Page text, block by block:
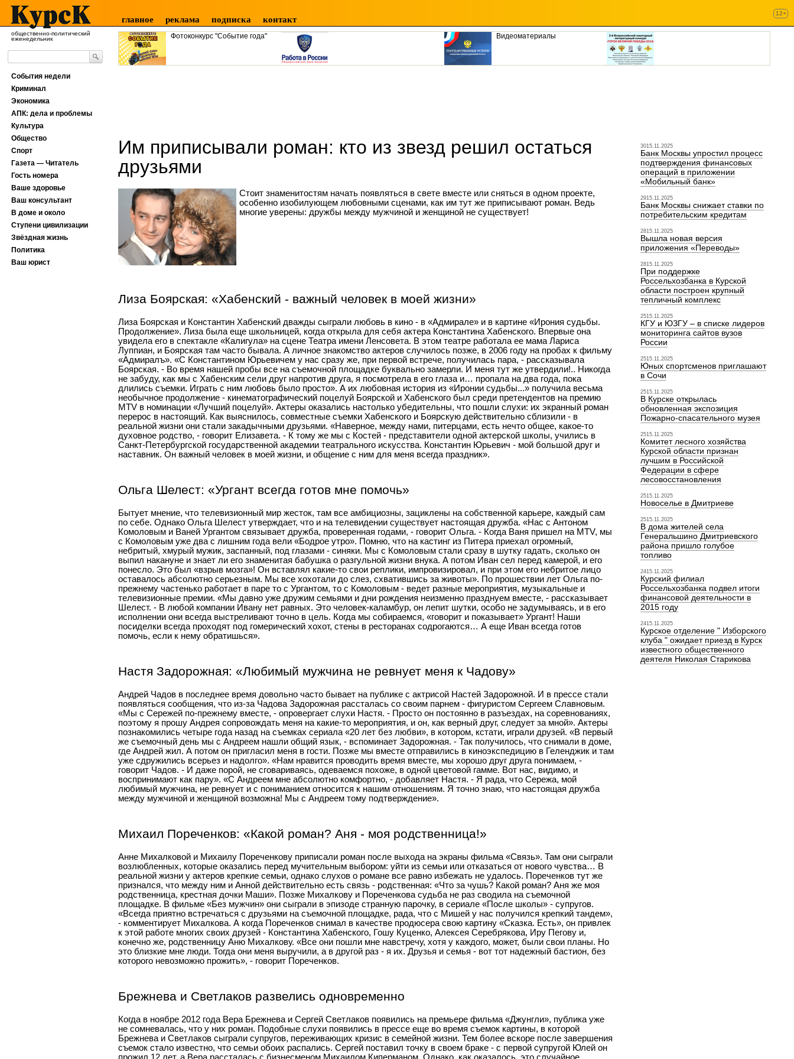
общественно-политический
еженедельник
главное реклама подписка контакт
12+
Фотоконкурс "Событие года" Видеоматериалы
Им приписывали роман: кто из звезд решил остаться
друзьями
Стоит знаменитостям начать появляться в свете вместе или сняться в одном проекте,
особенно изобилующем любовными сценами, как им тут же приписывают роман. Ведь
многие уверены: дружбы между мужчиной и женщиной не существует!
Лиза Боярская: «Хабенский - важный человек в моей жизни»
Лиза Боярская и Константин Хабенский дважды сыграли любовь в кино - в «Адмирале» и в картине «Ирония судьбы.
Продолжение». Лиза была еще школьницей, когда открыла для себя актера Константина Хабенского. Впервые она
увидела его в спектакле «Калигула» на сцене Театра имени Ленсовета. В этом театре работала ее мама Лариса
Луппиан, и Боярская там часто бывала. А личное знакомство актеров случилось позже, в 2006 году на пробах к фильму
«Адмиралъ». «С Константином Юрьевичем у нас сразу же, при первой встрече, получилась пара, - рассказывала
Боярская. - Во время нашей пробы все на съемочной площадке буквально замерли. И меня тут же утвердили!.. Никогда
не забуду, как мы с Хабенским сели друг напротив друга, я посмотрела в его глаза и… пропала на два года, пока
длились съемки. Играть с ним любовь было просто». А их любовная история из «Иронии судьбы...» получила весьма
необычное продолжение - кинематографический поцелуй Боярской и Хабенского был среди претендентов на премию
MTV в номинации «Лучший поцелуй». Актеры оказались настолько убедительны, что пошли слухи: их экранный роман
перерос в настоящий. Как выяснилось, совместные съемки Хабенского и Боярскую действительно сблизили - в
реальной жизни они стали закадычными друзьями. «Наверное, между нами, питерцами, есть нечто общее, какое-то
духовное родство, - говорит Елизавета. - К тому же мы с Костей - представители одной актерской школы, учились в
Санкт-Петербургской государственной академии театрального искусства. Константин Юрьевич - мой большой друг и
наставник. Он важный человек в моей жизни, и общение с ним для меня всегда праздник».
Ольга Шелест: «Ургант всегда готов мне помочь»
Бытует мнение, что телевизионный мир жесток, там все амбициозны, зациклены на собственной карьере, каждый сам
по себе. Однако Ольга Шелест утверждает, что и на телевидении существует настоящая дружба. «Нас с Антоном
Комоловым и Ваней Ургантом связывает дружба, проверенная годами, - говорит Ольга. - Когда Ваня пришел на MTV, мы
с Комоловым уже два с лишним года вели «Бодрое утро». Помню, что на кастинг из Питера приехал огромный,
небритый, хмурый мужик, заспанный, под глазами - синяки. Мы с Комоловым стали сразу в шутку гадать, сколько он
выпил накануне и знает ли его знаменитая бабушка о разгульной жизни внука. А потом Иван сел перед камерой, и его
понесло. Это был «взрыв мозга»! Он вставлял какие-то свои реплики, импровизировал, и при этом его небритое лицо
оставалось абсолютно серьезным. Мы все хохотали до слез, схватившись за животы». По прошествии лет Ольга по-
прежнему частенько работает в паре то с Ургантом, то с Комоловым - ведет разные мероприятия, музыкальные и
телевизионные премии. «Мы давно уже дружим семьями и дни рождения неизменно празднуем вместе, - рассказывает
Шелест. - В любой компании Ивану нет равных. Это человек-каламбур, он лепит шутки, особо не задумываясь, и в его
исполнении они всегда выстреливают точно в цель. Когда мы собираемся, «говорит и показывает» Ургант! Наши
посиделки всегда проходят под гомерический хохот, стены в ресторанах содрогаются… А еще Иван всегда готов
помочь, если к нему обратишься».
Настя Задорожная: «Любимый мужчина не ревнует меня к Чадову»
Андрей Чадов в последнее время довольно часто бывает на публике с актрисой Настей Задорожной. И в прессе стали
появляться сообщения, что из-за Чадова Задорожная рассталась со своим парнем - фигуристом Сергеем Славновым.
«Мы с Сережей по-прежнему вместе, - опровергает слухи Настя. - Просто он постоянно в разъездах, на соревнованиях,
поэтому я прошу Андрея сопровождать меня на какие-то мероприятия, и он, как верный друг, следует за мной». Актеры
познакомились четыре года назад на съемках сериала «20 лет без любви», в котором, кстати, играли друзей. «В первый
же съемочный день мы с Андреем нашли общий язык, - вспоминает Задорожная. - Так получилось, что снимали в доме,
где Андрей жил. А потом он пригласил меня в гости. Позже мы вместе отправились в киноэкспедицию в Геленджик и там
уже сдружились всерьез и надолго». «Нам нравится проводить время вместе, мы хорошо друг друга понимаем, -
говорит Чадов. - И даже порой, не сговариваясь, одеваемся похоже, в одной цветовой гамме. Вот нас, видимо, и
воспринимают как пару». «С Андреем мне абсолютно комфортно, - добавляет Настя. - Я рада, что Сережа, мой
любимый мужчина, не ревнует и с пониманием относится к нашим отношениям. Я точно знаю, что настоящая дружба
между мужчиной и женщиной возможна! Мы с Андреем тому подтверждение».
Михаил Пореченков: «Какой роман? Аня - моя родственница!»
Анне Михалковой и Михаилу Пореченкову приписали роман после выхода на экраны фильма «Связь». Там они сыграли
возлюбленных, которые оказались перед мучительным выбором: уйти из семьи или отказаться от нового чувства… В
реальной жизни у актеров крепкие семьи, однако слухов о романе все равно избежать не удалось. Пореченков тут же
признался, что между ним и Анной действительно есть связь - родственная: «Что за чушь? Какой роман? Аня же моя
родственница, крестная дочки Маши». Позже Михалкову и Пореченкова судьба не раз сводила на съемочной
площадке. В фильме «Без мужчин» они сыграли в эпизоде странную парочку, в сериале «После школы» - супругов.
«Всегда приятно встречаться с друзьями на съемочной площадке, рада, что с Мишей у нас получился крепкий тандем»,
- комментирует Михалкова. А когда Пореченков снимал в качестве продюсера свою картину «Сказка. Есть», он привлек
к этой работе многих своих друзей - Константина Хабенского, Гошу Куценко, Алексея Серебрякова, Иру Пегову и,
конечно же, родственницу Аню Михалкову. «Все они пошли мне навстречу, хотя у каждого, может, были свои планы. Но
это близкие мне люди. Тогда они меня выручили, а в другой раз - я их. Друзья и семья - вот тот надежный бастион, без
которого невозможно прожить», - говорит Пореченков.
Брежнева и Светлаков развелись одновременно
Когда в ноябре 2012 года Вера Брежнева и Сергей Светлаков появились на премьере фильма «Джунгли», публика уже
не сомневалась, что у них роман. Подобные слухи появились в прессе еще во время съемок картины, в которой
Брежнева и Светлаков сыграли супругов, переживающих кризис в семейной жизни. Тем более вскоре после завершения
съемок стало известно, что семьи обоих распались. Сергей поставил точку в своем браке - с первой супругой Юлей он
прожил 12 лет, а Вера рассталась с бизнесменом Михаилом Киперманом. Однако, как оказалось, это случайное
3015.11.2025
Банк Москвы упростил процесс
подтверждения финансовых
операций в приложении
«Мобильный банк»
2915.11.2025
Банк Москвы снижает ставки по
потребительским кредитам
2815.11.2025
Вышла новая версия
приложения «Переводы»
2815.11.2025
При поддержке
Россельхозбанка в Курской
области построен крупный
тепличный комплекс
2515.11.2025
КГУ и ЮЗГУ – в списке лидеров
мониторинга сайтов вузов
России
2515.11.2025
Юных спортсменов приглашают
в Сочи
2515.11.2025
В Курске открылась
обновленная экспозиция
Пожарно-спасательного музея
2515.11.2025
Комитет лесного хозяйства
Курской области признан
лучшим в Российской
Федерации в сфере
лесовосстановления
2515.11.2025
Новоселье в Дмитриеве
2515.11.2025
В дома жителей села
Генеральшино Дмитриевского
района пришло голубое
топливо
2415.11.2025
Курский филиал
Россельхозбанка подвел итоги
финансовой деятельности в
2015 году
2415.11.2025
Курское отделение " Изборского
клуба " ожидает приезд в Курск
известного общественного
деятеля Николая Старикова
События недели
Криминал
Экономика
АПК: дела и проблемы
Культура
Общество
Спорт
Газета — Читатель
Гость номера
Ваше здоровье
Ваш консультант
В доме и около
Ступени цивилизации
Звёздная жизнь
Политика
Ваш юрист